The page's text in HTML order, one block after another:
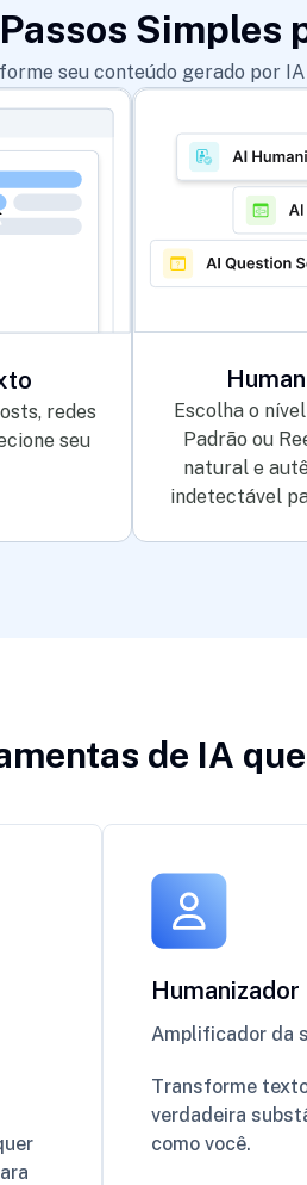
Simples
seu conteúdo gerado por
redes
seu
Escolha o
Padrão ou
natural e
indetectável
de IA
Humanizador
Amplificador da
Transforme
verdadeira
como você.